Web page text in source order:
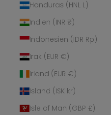
Honduras (HNL L)
Indien (INR ₹)
Indonesien (IDR Rp)
Irak (EUR €)
Irland (EUR €)
Island (ISK kr)
Isle of Man (GBP £)